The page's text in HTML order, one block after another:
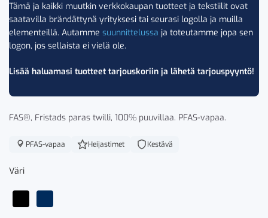
Tämä ja kaikki muutkin verkkokaupan tuotteet ja tekstiilit ovat
saatavilla brändättynä yrityksesi tai seurasi logolla ja muilla
elementeillä. Autamme suunnittelussa ja toteutamme jopa sen
logon, jos sellaista ei vielä ole.
Lisää haluamasi tuotteet tarjouskoriin ja lähetä tarjouspyyntö!
FAS®, Fristads paras twilli, 100% puuvillaa. PFAS-vapaa.
PFAS-vapaa Heijastimet Kestävä
Väri